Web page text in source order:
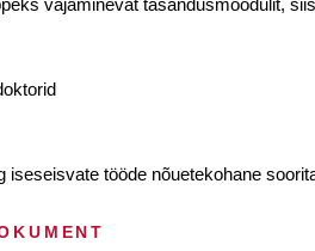
vajaminevat tasandusmoodulit,
tööde nõuetekohane